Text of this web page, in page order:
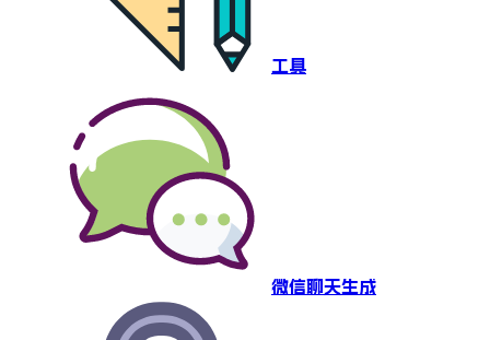
工具
微信聊天生成